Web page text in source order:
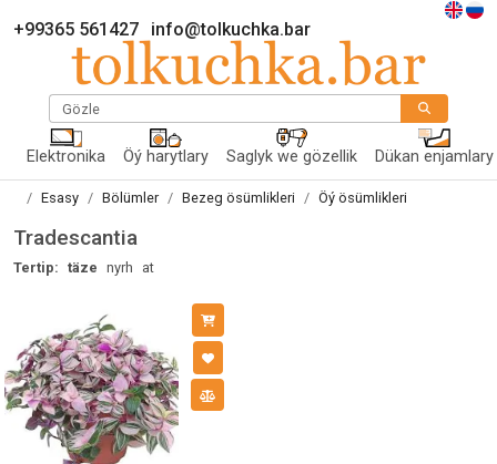
+99365 561427 info@tolkuchka.bar
Gözle
Elektronika Öý harytlary Saglyk we gözellik Dükan enjamlary
Esasy Bölümler Bezeg ösümlikleri Öý ösümlikleri
Tradescantia
Tertip: täze nyrh at